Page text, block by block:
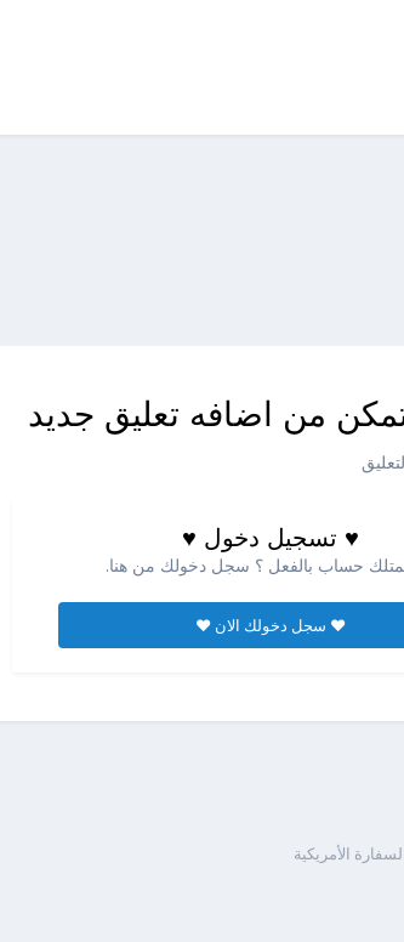
من اضافه تعليق جديد
♥ تسجيل دخول ♥
حساب بالفعل ؟ سجل دخولك من هنا.
♥ سجل دخولك الان ♥